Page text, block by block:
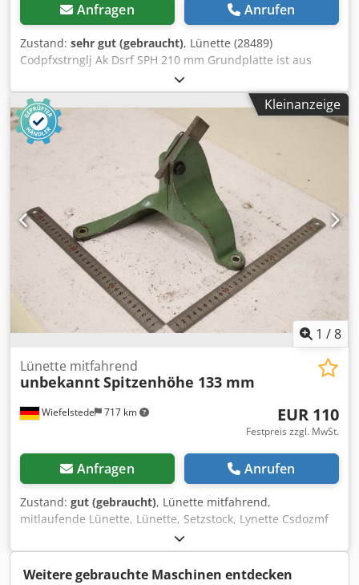
Anfragen Anrufen
Zustand: sehr gut (gebraucht), Lünette (28489)
Codpfxstrnglj Ak Dsrf SPH 210 mm Grundplatte ist aus
Kleinanzeige
1 /8
Wiefelstede 717 km
Lünette mitfahrend
unbekanntSpitzenhöhe 133 mm
EUR 110
Festpreis zzgl. MwSt.
Anfragen Anrufen
Zustand: gut (gebraucht), Lünette mitfahrend,
mitlaufende Lünette, Lünette, Setzstock, Lynette Csdozmf
Hyepfx Ak Dsrf -Lünette: mitfahrend -Spitzenhöhe: 133 mm
-Maße: siehe Fotos -Abmessungen: 225/180/H200 mm -
Gewicht: 1,2 kg
Weitere gebrauchte Maschinen entdecken